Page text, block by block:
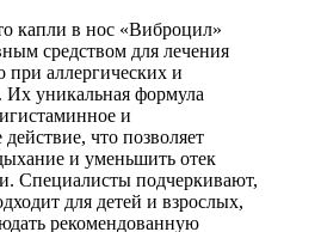
капли в нос «Виброцил»
средством для лечения
при аллергических и
уникальная формула
и
что позволяет
и уменьшить отек
Специалисты подчеркивают,
для детей и взрослых,
рекомендованную